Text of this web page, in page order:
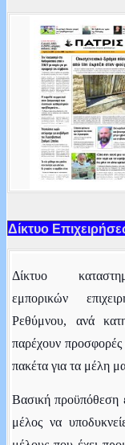
Δίκτυο
Δίκτυο
εμπορικών
Ρεθύμνου, ανά
παρέχουν
πακέτα για τα μέλη
Βασική προϋπόθεση
μέλος να